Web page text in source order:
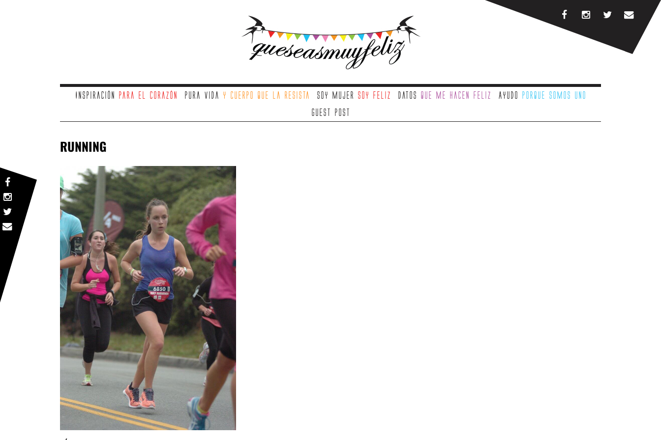
Inspiración para el corazón Pura vida y cuerpo que la resista Soy mujer soy feliz Datos que me hacen feliz Ayudo porque somos uno
Guest Post
RUNNING